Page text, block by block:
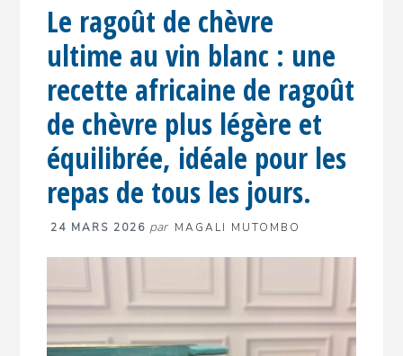
Le ragoût de chèvre
ultime au vin blanc : une
recette africaine de ragoût
de chèvre plus légère et
équilibrée, idéale pour les
repas de tous les jours.
24 MARS 2026 par MAGALI MUTOMBO